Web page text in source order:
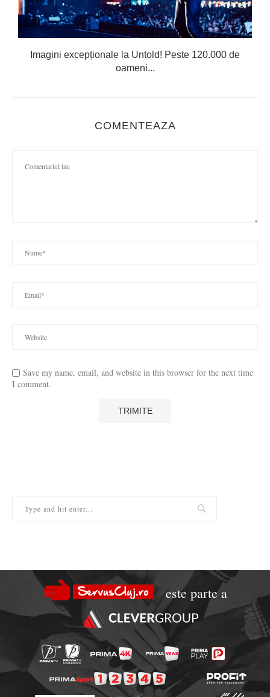
Imagini excepționale la Untold! Peste 120.000 de
oameni...
COMENTEAZA
Save my name, email, and website in this browser for the next time
I comment.
este parte a